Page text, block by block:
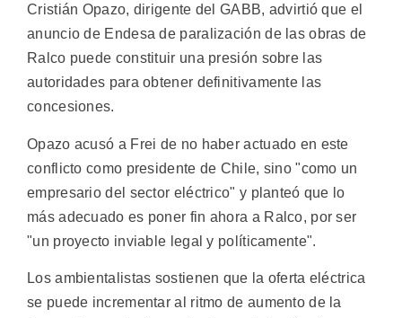
Cristián Opazo, dirigente del GABB, advirtió que el
anuncio de Endesa de paralización de las obras de
Ralco puede constituir una presión sobre las
autoridades para obtener definitivamente las
concesiones.
Opazo acusó a Frei de no haber actuado en este
conflicto como presidente de Chile, sino "como un
empresario del sector eléctrico" y planteó que lo
más adecuado es poner fin ahora a Ralco, por ser
"un proyecto inviable legal y políticamente".
Los ambientalistas sostienen que la oferta eléctrica
se puede incrementar al ritmo de aumento de la